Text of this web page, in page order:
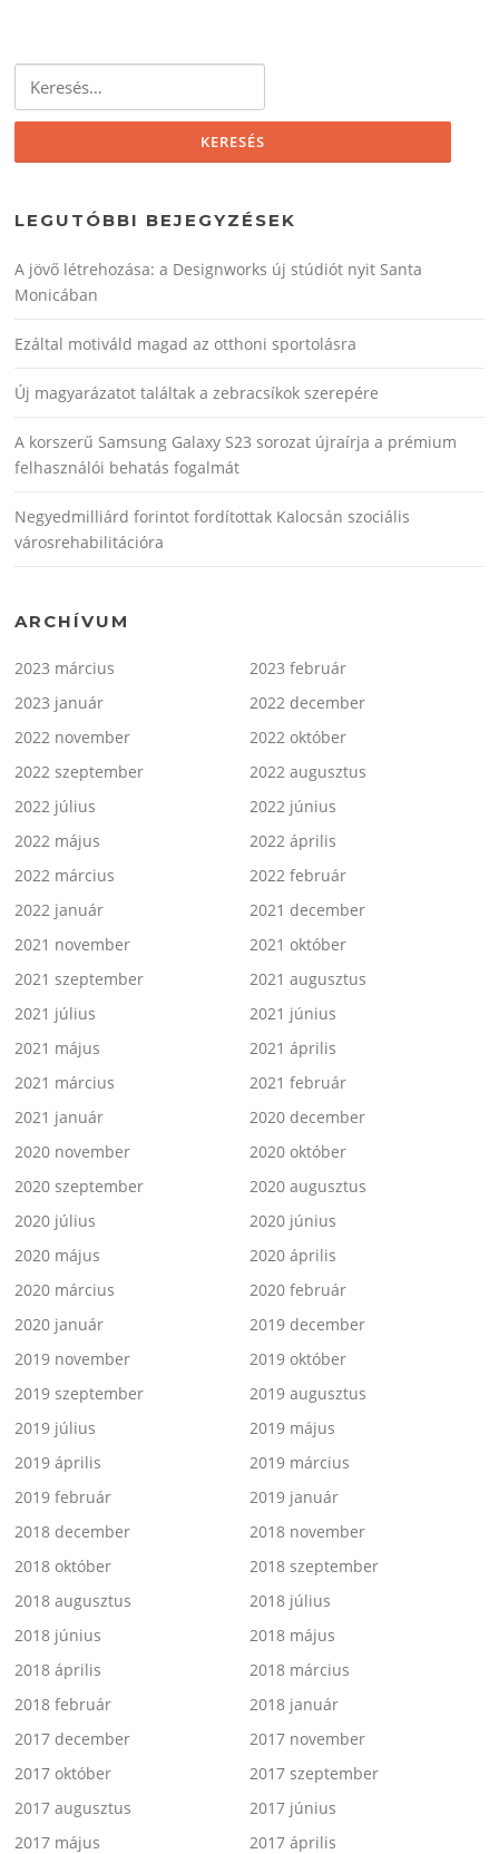
LEGUTÓBBI BEJEGYZÉSEK
A jövő létrehozása: a Designworks új stúdiót nyit Santa
Monicában
Ezáltal motiváld magad az otthoni sportolásra
Új magyarázatot találtak a zebracsíkok szerepére
A korszerű Samsung Galaxy S23 sorozat újraírja a prémium
felhasználói behatás fogalmát
Negyedmilliárd forintot fordítottak Kalocsán szociális
városrehabilitációra
ARCHÍVUM
2023 március
2023 február
2023 január
2022 december
2022 november
2022 október
2022 szeptember
2022 augusztus
2022 július
2022 június
2022 május
2022 április
2022 március
2022 február
2022 január
2021 december
2021 november
2021 október
2021 szeptember
2021 augusztus
2021 július
2021 június
2021 május
2021 április
2021 március
2021 február
2021 január
2020 december
2020 november
2020 október
2020 szeptember
2020 augusztus
2020 július
2020 június
2020 május
2020 április
2020 március
2020 február
2020 január
2019 december
2019 november
2019 október
2019 szeptember
2019 augusztus
2019 július
2019 május
2019 április
2019 március
2019 február
2019 január
2018 december
2018 november
2018 október
2018 szeptember
2018 augusztus
2018 július
2018 június
2018 május
2018 április
2018 március
2018 február
2018 január
2017 december
2017 november
2017 október
2017 szeptember
2017 augusztus
2017 június
2017 május
2017 április